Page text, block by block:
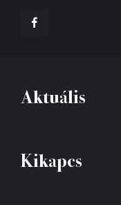
Aktuális
Kikapcs